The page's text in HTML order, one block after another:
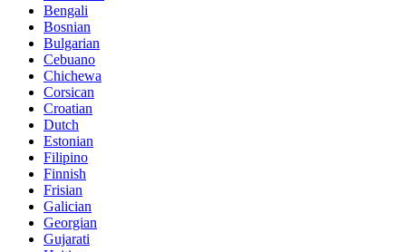
Bengali
Bosnian
Bulgarian
Cebuano
Chichewa
Corsican
Croatian
Dutch
Estonian
Filipino
Finnish
Frisian
Galician
Georgian
Gujarati